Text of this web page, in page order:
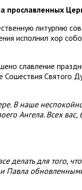
прославленных
литургию
исполнил хор
славление
Святого
В наше
Ангела. Всех вас,
делать для
Павла